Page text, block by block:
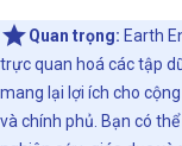
Quan trọng: Earth
trực quan hoá các tập
mang lại lợi ích cho
và chính phủ. Bạn có